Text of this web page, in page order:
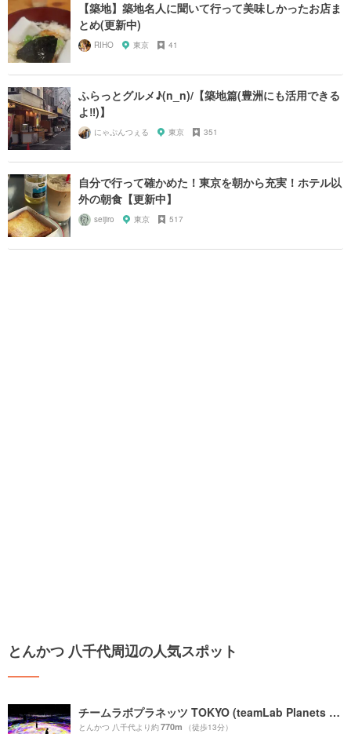
【築地】築地名人に聞いて行って美味しかったお店ま
とめ(更新中)
RIHO 東京 41
ふらっとグルメ♪(n_n)/【築地篇(豊洲にも活用できる
よ‼︎)】
にゃぷんつぇる 東京 351
自分で行って確かめた！東京を朝から充実！ホテル以
外の朝食【更新中】
seijiro 東京 517
とんかつ 八千代周辺の人気スポット
チームラボプラネッツ TOKYO (teamLab Planets TOKYO) DMM
とんかつ 八千代より約770m （徒歩13分）